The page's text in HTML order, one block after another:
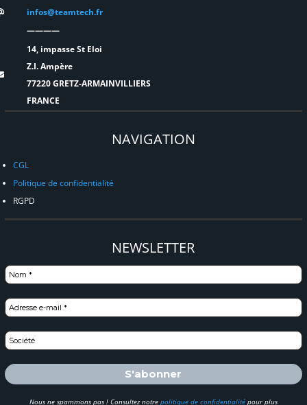
infos@teamtech.fr
————
14, impasse St Eloi
Z.I. Ampère
77220 GRETZ-ARMAINVILLIERS
FRANCE
NAVIGATION
CGL
Politique de confidentialité
RGPD
NEWSLETTER
Nous ne spammons pas ! Consultez notre politique de confidentialitépour plus